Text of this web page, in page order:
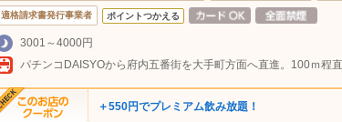
適格請求書発行事業者 ポイントつかえる
3001～4000円
＋550円でプレミアム飲み放題！